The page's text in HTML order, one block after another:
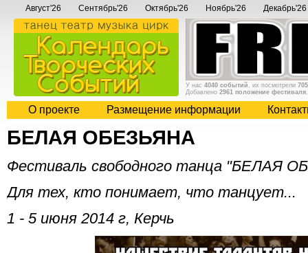
Август'26 Сентябрь'26 Октябрь'26 Ноябрь'26 Декабрь'26
У нас 4040 событий , их посмотрели
Добавлено 2961 положение фестиваля
О проекте Размещение информации
БЕЛАЯ ОБЕЗЬЯНА
Фестиваль свободного танца "БЕЛАЯ
Для тех, кто понимает, что танцует...
1 - 5 июня 2014 г, Керчь